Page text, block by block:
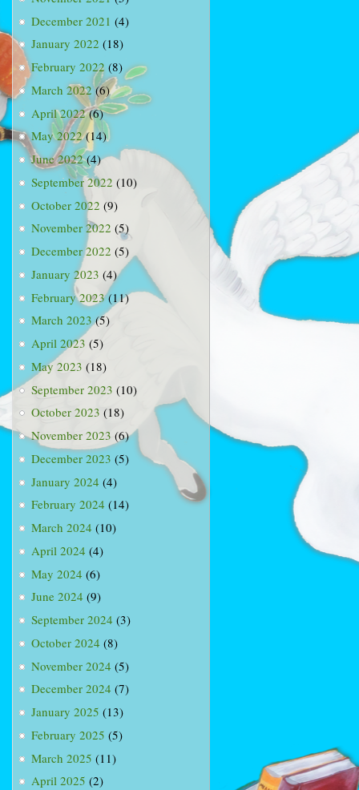
December 2021 (4)
January 2022 (18)
February 2022 (8)
March 2022(6)
April 2022(6)
May 2022(14)
June 2022(4)
September 2022 (10)
October 2022 (9)
November 2022 (5)
December 2022 (5)
January 2023 (4)
February 2023(11)
March 2023(5)
April 2023 (5)
May 2023 (18)
September 2023 (10)
October 2023 (18)
November 2023 (6)
December 2023 (5)
January 2024 (4)
February 2024 (14)
March 2024 (10)
April 2024 (4)
May 2024 (6)
June 2024 (9)
September 2024 (3)
October 2024 (8)
November 2024 (5)
December 2024 (7)
January 2025 (13)
February 2025 (5)
March 2025 (11)
April 2025 (2)